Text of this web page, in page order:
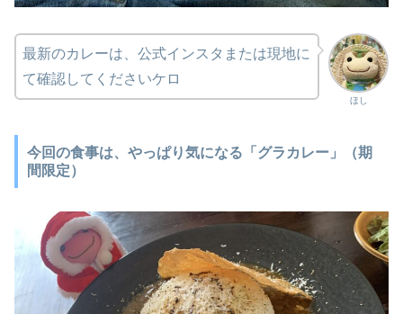
ほし
最新のカレーは、公式インスタまたは現地に
て確認してくださいケロ
今回の食事は、やっぱり気になる「グラカレー」（期
間限定）